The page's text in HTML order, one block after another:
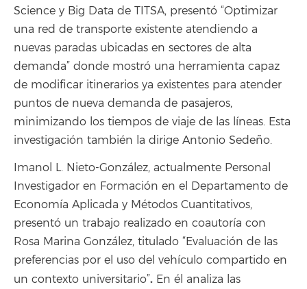
Science y Big Data de TITSA, presentó “Optimizar
una red de transporte existente atendiendo a
nuevas paradas ubicadas en sectores de alta
demanda” donde mostró una herramienta capaz
de modificar itinerarios ya existentes para atender
puntos de nueva demanda de pasajeros,
minimizando los tiempos de viaje de las líneas. Esta
investigación también la dirige Antonio Sedeño.
Imanol L. Nieto-González, actualmente Personal
Investigador en Formación en el Departamento de
Economía Aplicada y Métodos Cuantitativos,
presentó un trabajo realizado en coautoría con
Rosa Marina González, titulado “Evaluación de las
preferencias por el uso del vehículo compartido en
un contexto universitario”. En él analiza las